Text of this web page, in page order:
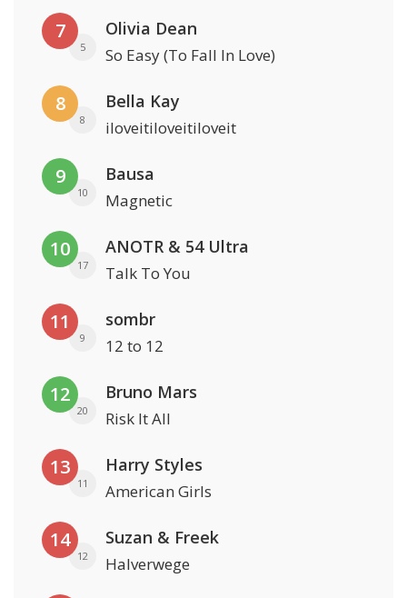
7
5
Olivia Dean
So Easy (To Fall In Love)
8
8
Bella Kay
iloveitiloveitiloveit
9
10
Bausa
Magnetic
10
17
ANOTR & 54 Ultra
Talk To You
11
9
sombr
12 to 12
12
20
Bruno Mars
Risk It All
13
11
Harry Styles
American Girls
14
12
Suzan & Freek
Halverwege